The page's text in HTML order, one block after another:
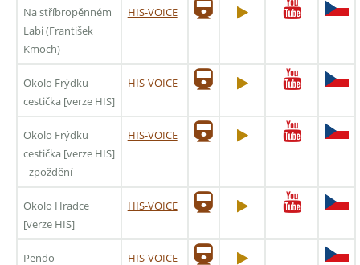
Na stříbropěnném
Labi (František
Kmoch)
HIS-VOICE
Okolo Frýdku
cestička [verze HIS]
HIS-VOICE
Okolo Frýdku
cestička [verze HIS]
- zpoždění
HIS-VOICE
Okolo Hradce
[verze HIS]
HIS-VOICE
Pendo HIS-VOICE